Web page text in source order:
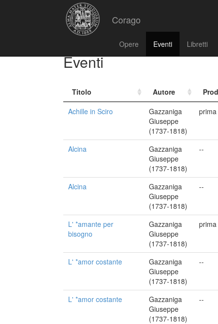
Corago
Opere Eventi Libretti
Eventi
Titolo Autore
Achille in Sciro
Gazzaniga
Giuseppe
(1737-1818)
Alcina
Gazzaniga
Giuseppe
(1737-1818)
--
Alcina
Gazzaniga
Giuseppe
(1737-1818)
--
L' *amante per
bisogno
Gazzaniga
Giuseppe
(1737-1818)
L' *amor costante
Gazzaniga
Giuseppe
(1737-1818)
--
L' *amor costante
Gazzaniga
Giuseppe
(1737-1818)
--